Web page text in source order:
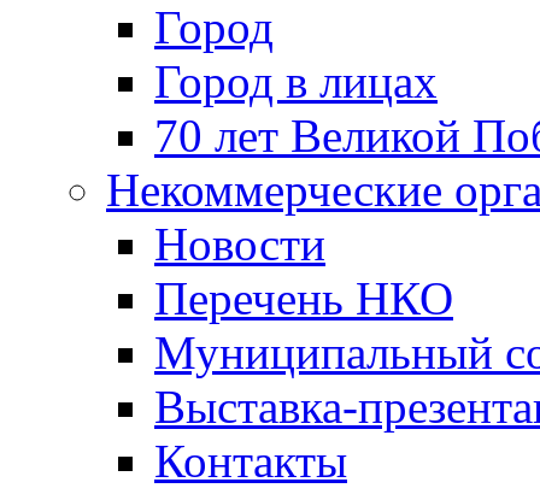
Город
Город в лицах
70 лет Великой
Некоммерческие
Новости
Перечень НКО
Муниципальный
Выставка-
Контакты